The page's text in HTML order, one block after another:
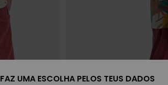
FAZ UMA ESCOLHA PELOS TEUS DADOS